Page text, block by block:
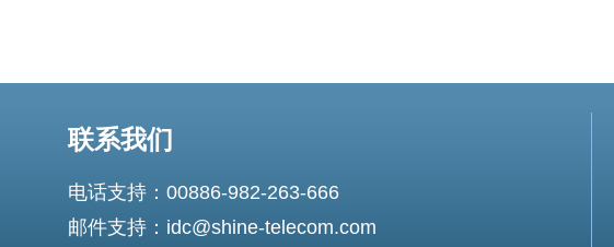
联系我们
电话支持：00886-982-263-666
邮件支持：idc@shine-telecom.com